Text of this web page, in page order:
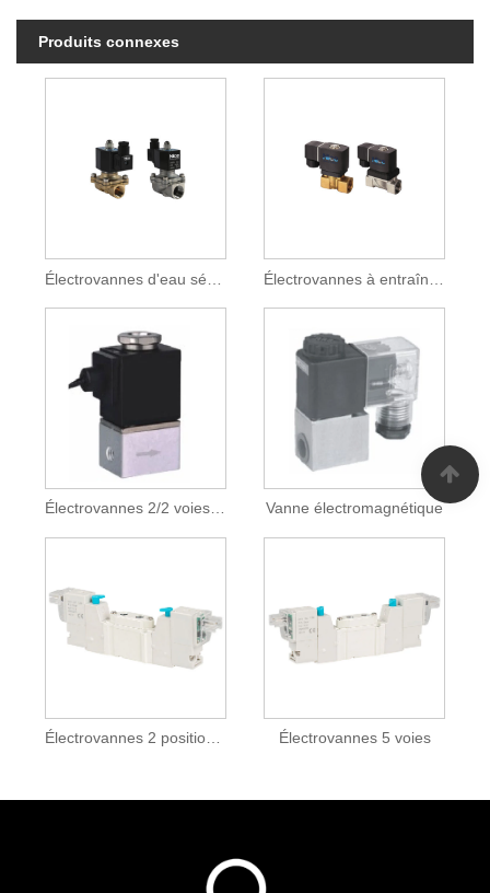
Produits connexes
Électrovannes 2/2 voies à 2 positions Vanne électromagnétique
Électrovannes 2 positions 5 voies Électrovannes 5 voies